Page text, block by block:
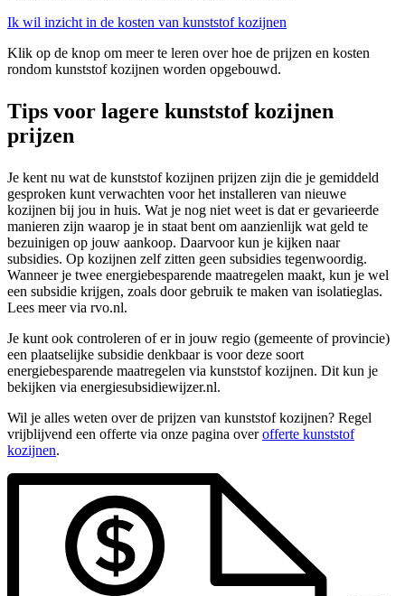
Ik wil inzicht in de kosten van kunststof kozijnen
Klik op de knop om meer te leren over hoe de prijzen en kosten
rondom kunststof kozijnen worden opgebouwd.
Tips voor lagere kunststof kozijnen
prijzen
Je kent nu wat de kunststof kozijnen prijzen zijn die je gemiddeld
gesproken kunt verwachten voor het installeren van nieuwe
kozijnen bij jou in huis. Wat je nog niet weet is dat er gevarieerde
manieren zijn waarop je in staat bent om aanzienlijk wat geld te
bezuinigen op jouw aankoop. Daarvoor kun je kijken naar
subsidies. Op kozijnen zelf zitten geen subsidies tegenwoordig.
Wanneer je twee energiebesparende maatregelen maakt, kun je wel
een subsidie krijgen, zoals door gebruik te maken van isolatieglas.
Lees meer via rvo.nl.
Je kunt ook controleren of er in jouw regio (gemeente of provincie)
een plaatselijke subsidie denkbaar is voor deze soort
energiebesparende maatregelen via kunststof kozijnen. Dit kun je
bekijken via energiesubsidiewijzer.nl.
Wil je alles weten over de prijzen van kunststof kozijnen? Regel
vrijblijvend een offerte via onze pagina overofferte kunststof
kozijnen.